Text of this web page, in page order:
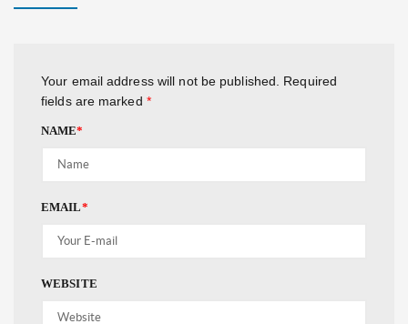
Your email address will not be published.
Required
fields are marked *
NAME*
EMAIL*
WEBSITE